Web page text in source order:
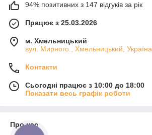
94% позитивних з 147 відгуків за рік
Працює з 25.03.2026
м. Хмельницький
вул. Мирного., Хмельницький, Україна
Контакти
Сьогодні працює з 10:00 до 18:00
Показати весь графік роботи
Про нас